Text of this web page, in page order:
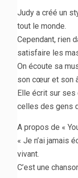
Judy a créé un
tout le monde.
Cependant, rien
satisfaire les
On écoute sa
son cœur et son
Elle écrit sur
celles des gens
A propos de «
« Je n’ai jamais
vivant.
C’est une